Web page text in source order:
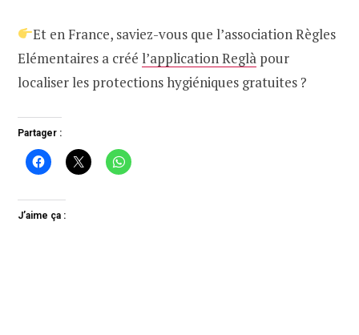
Et en France, saviez-vous que l’association Règles
Elémentaires a créé l’application Reglà pour
localiser les protections hygiéniques gratuites ?
Partager :
J’aime ça :